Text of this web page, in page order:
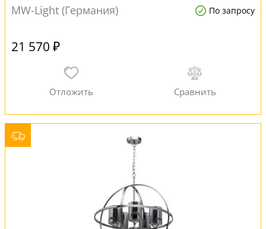
MW-Light (Германия) По запросу
21 570 ₽